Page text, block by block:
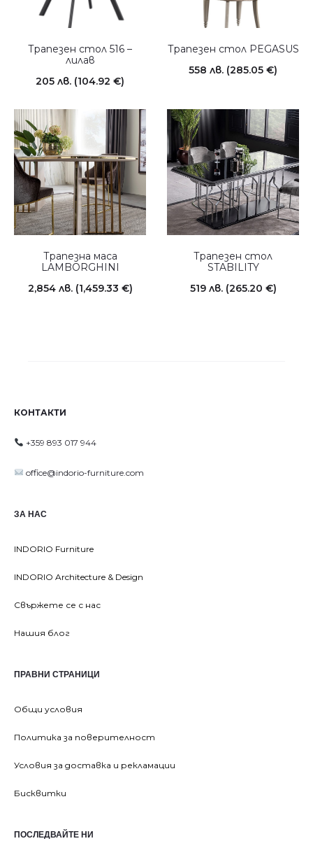
Трапезен стол 516 –
лилав
205 лв. (104.92 €)
Трапезен стол PEGASUS
558 лв. (285.05 €)
Трапезна маса
LAMBORGHINI
2,854 лв. (1,459.33 €)
Трапезен стол
STABILITY
519 лв. (265.20 €)
КОНТАКТИ
+359 893 017 944
office@indorio-furniture.com
ЗА НАС
INDORIO Furniture
INDORIO Architecture & Design
Свържете се с нас
Нашия блог
ПРАВНИ СТРАНИЦИ
Общи условия
Политика за поверителност
Условия за доставка и рекламации
Бисквитки
ПОСЛЕДВАЙТЕ НИ